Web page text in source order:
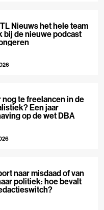
Nieuws het hele team
bij de nieuwe podcast
nog te freelancen in de
Een jaar
op de wet DBA
naar misdaad of van
politiek: hoe bevalt